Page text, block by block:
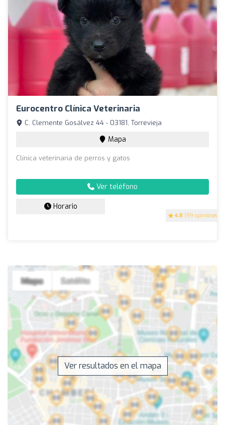
Eurocentro Clínica Veterinaria
4.8 (99 opiniones)
C. Clemente Gosálvez 44 - 03181, Torrevieja
Mapa
Clínica veterinaria de perros y gatos
Ver teléfono
Horario
Ver resultados en el mapa